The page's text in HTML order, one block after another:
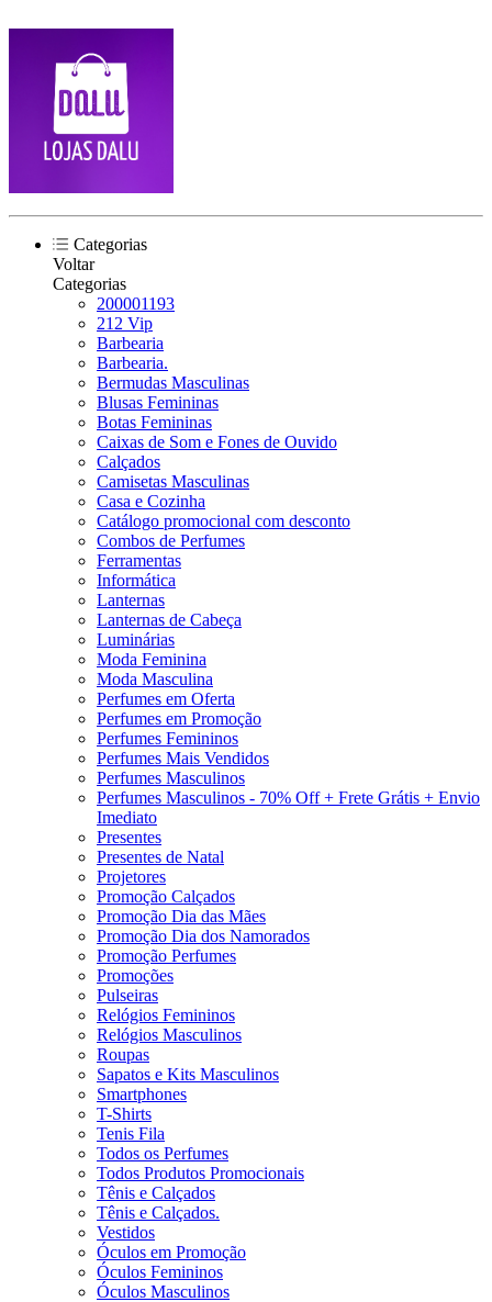
Categorias
Voltar
Categorias
200001193
212 Vip
Barbearia
Barbearia.
Bermudas Masculinas
Blusas Femininas
Botas Femininas
Caixas de Som e Fones de Ouvido
Calçados
Camisetas Masculinas
Casa e Cozinha
Catálogo promocional com desconto
Combos de Perfumes
Ferramentas
Informática
Lanternas
Lanternas de Cabeça
Luminárias
Moda Feminina
Moda Masculina
Perfumes em Oferta
Perfumes em Promoção
Perfumes Femininos
Perfumes Mais Vendidos
Perfumes Masculinos
Perfumes Masculinos - 70% Off + Frete Grátis + Envio
Imediato
Presentes
Presentes de Natal
Projetores
Promoção Calçados
Promoção Dia das Mães
Promoção Dia dos Namorados
Promoção Perfumes
Promoções
Pulseiras
Relógios Femininos
Relógios Masculinos
Roupas
Sapatos e Kits Masculinos
Smartphones
T-Shirts
Tenis Fila
Todos os Perfumes
Todos Produtos Promocionais
Tênis e Calçados
Tênis e Calçados.
Vestidos
Óculos em Promoção
Óculos Femininos
Óculos Masculinos